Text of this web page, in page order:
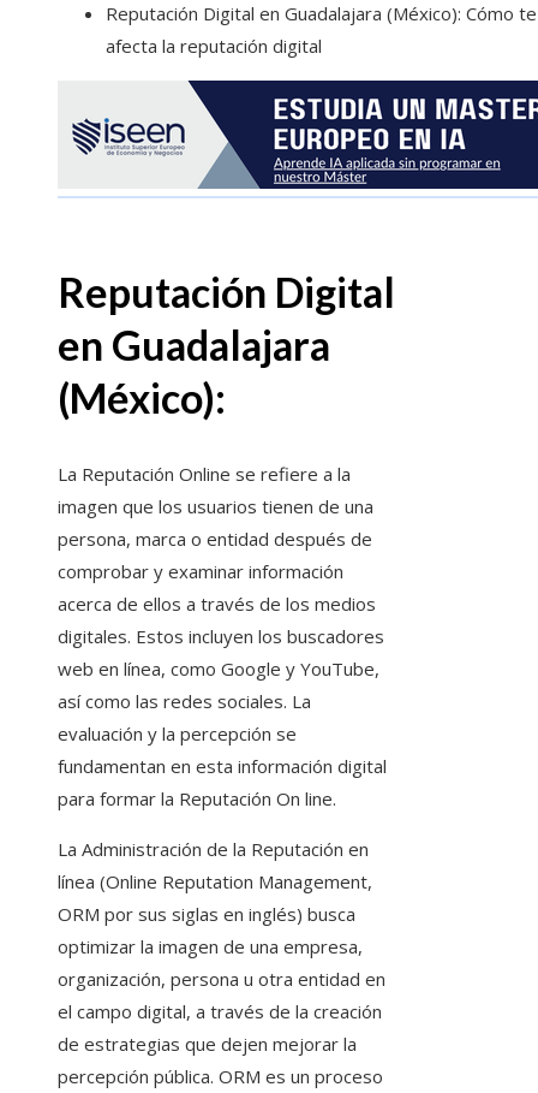
Reputación Digital en Guadalajara (México): Cómo te
afecta la reputación digital
Reputación Digital
en Guadalajara
(México):
La Reputación Online se refiere a la
imagen que los usuarios tienen de una
persona, marca o entidad después de
comprobar y examinar información
acerca de ellos a través de los medios
digitales. Estos incluyen los buscadores
web en línea, como Google y YouTube,
así como las redes sociales. La
evaluación y la percepción se
fundamentan en esta información digital
para formar la Reputación On line.
La Administración de la Reputación en
línea (Online Reputation Management,
ORM por sus siglas en inglés) busca
optimizar la imagen de una empresa,
organización, persona u otra entidad en
el campo digital, a través de la creación
de estrategias que dejen mejorar la
percepción pública. ORM es un proceso